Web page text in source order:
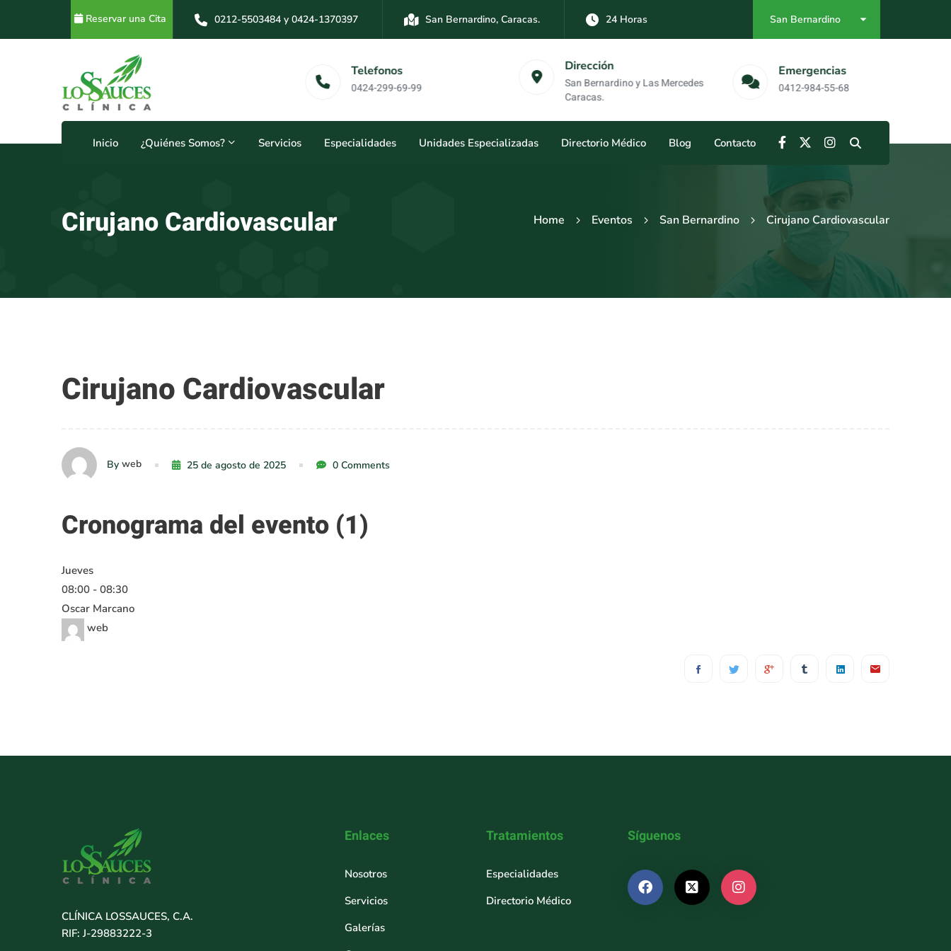
Reservar una Cita 0212-5503484 y 0424-1370397 San Bernardino, Caracas. 24 Horas
24 Horas
San Bernardino
Horarios
24 Horas
Telefonos
0424-299-69-99
Dirección
San Bernardino y Las Mercedes
Caracas.
Emergencias
0412-984-55-68
Inicio ¿Quiénes Somos? Servicios Especialidades Unidades Especializadas Directorio Médico Blog Contacto
Cirujano Cardiovascular Home Eventos San Bernardino Cirujano Cardiovascular
Cirujano
Cardiovascular
Cirujano Cardiovascular
By web 25 de agosto de 2025 0 Comments
Cronograma del evento (1)
Jueves
08:00 - 08:30
Oscar Marcano
web
CLÍNICA LOSSAUCES, C.A.
RIF: J-29883222-3
Enlaces
Nosotros
Servicios
Galerías
Tratamientos
Especialidades
Directorio Médico
Síguenos